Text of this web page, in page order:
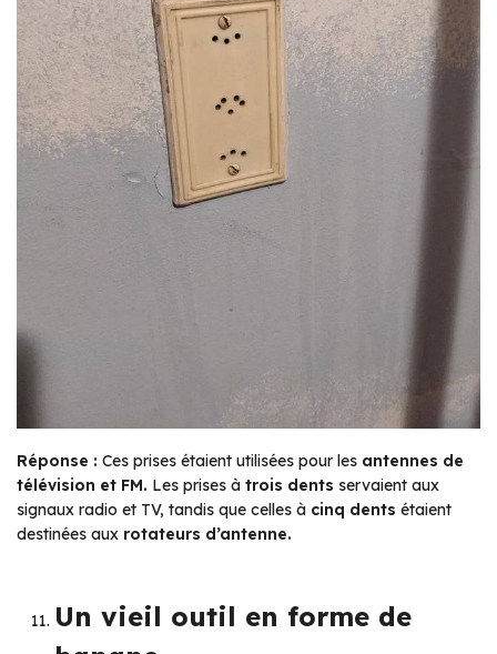
Réponse : Ces prises étaient utilisées pour les antennes de
télévision et FM. Les prises à trois dents servaient aux
signaux radio et TV, tandis que celles à cinq dents étaient
destinées aux rotateurs d’antenne.
Un vieil outil en forme de